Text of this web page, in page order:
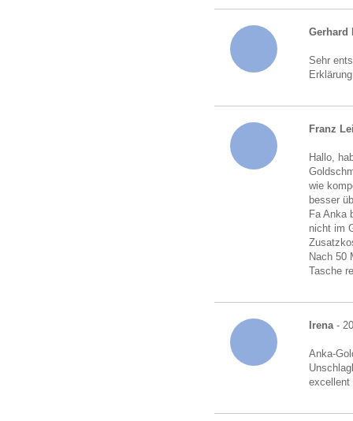
Gerhard
Sehr
Franz
Hallo,
wie
besser
Fa Anka
nicht im
Nach 50
Tasche
Irena-
Anka-
excellent